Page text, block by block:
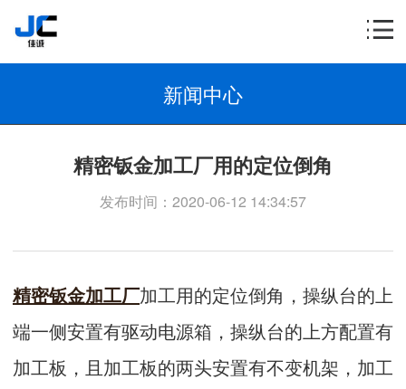
新闻中心
精密钣金加工厂用的定位倒角
发布时间：2020-06-12 14:34:57
精密钣金加工厂加工用的定位倒角，操纵台的上
端一侧安置有驱动电源箱，操纵台的上方配置有
加工板，且加工板的两头安置有不变机架，加工